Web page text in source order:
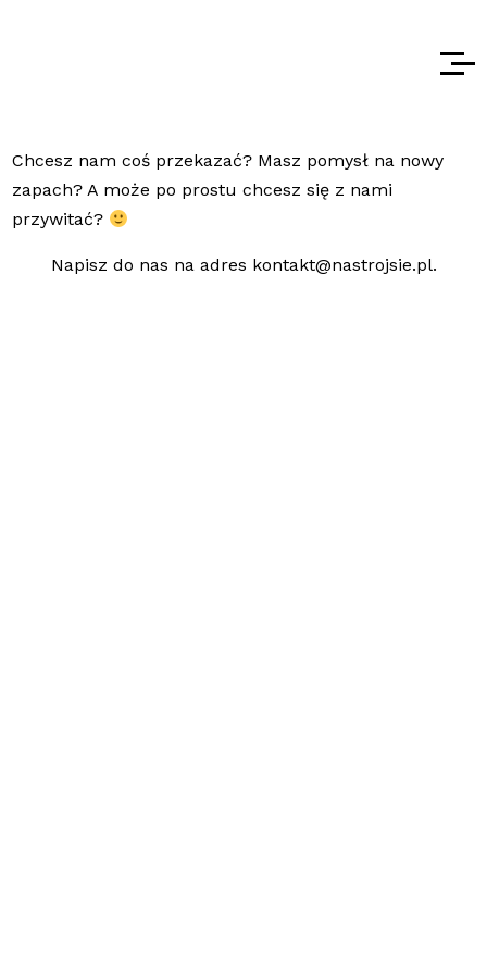
Chcesz nam coś przekazać? Masz pomysł na nowy
zapach? A może po prostu chcesz się z nami
przywitać?
Napisz do nas na adres kontakt@nastrojsie.pl.